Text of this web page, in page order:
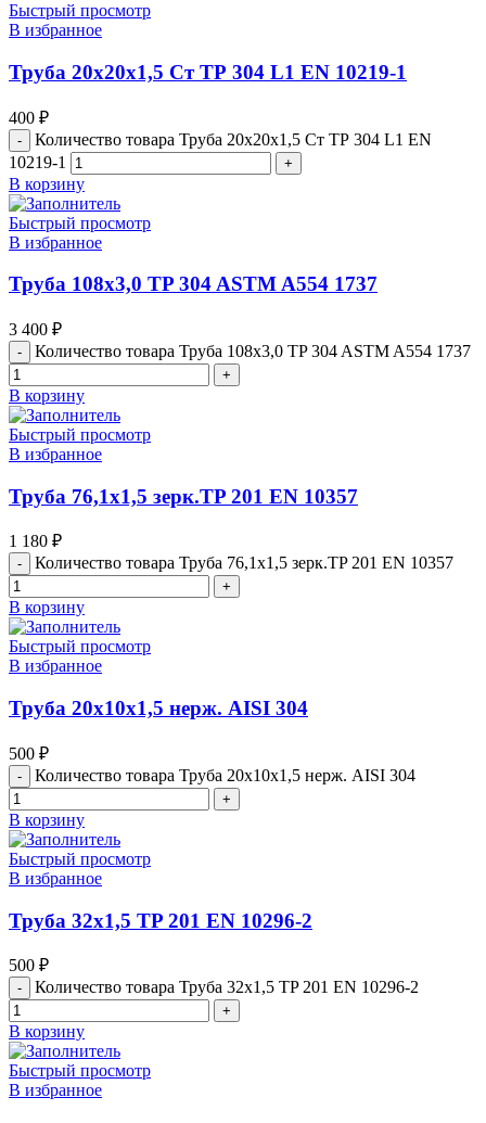
Быстрый просмотр
В избранное
Труба 20х20х1,5 Ст ТР 304 L1 ЕN 10219-1
400 ₽
Количество товара Труба 20х20х1,5 Ст ТР 304 L1 ЕN
10219-1
В корзину
Быстрый просмотр
В избранное
Труба 108х3,0 TP 304 ASTM A554 1737
3 400 ₽
Количество товара Труба 108х3,0 TP 304 ASTM A554 1737
В корзину
Быстрый просмотр
В избранное
Труба 76,1х1,5 зерк.TP 201 EN 10357
1 180 ₽
Количество товара Труба 76,1х1,5 зерк.TP 201 EN 10357
В корзину
Быстрый просмотр
В избранное
Труба 20х10х1,5 нерж. АISI 304
500 ₽
Количество товара Труба 20х10х1,5 нерж. АISI 304
В корзину
Быстрый просмотр
В избранное
Труба 32х1,5 TP 201 EN 10296-2
500 ₽
Количество товара Труба 32х1,5 TP 201 EN 10296-2
В корзину
Быстрый просмотр
В избранное